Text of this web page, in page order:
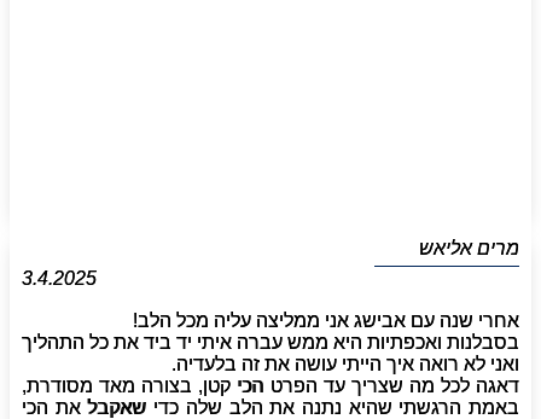
אחרי שנה עם אבישג אני ממליצה עליה מכל הלב!
בסבלנות ואכפתיות היא ממש עברה איתי יד ביד את כל התהליך
ואני לא רואה איך הייתי עושה את זה בלעדיה.
דאגה לכל מה שצריך עד הפרט הכי קטן, בצורה מאד מסודרת,
באמת הרגשתי שהיא נתנה את הלב שלה כדי שאקבל את הכי
מרים אליאש
3.4.2025